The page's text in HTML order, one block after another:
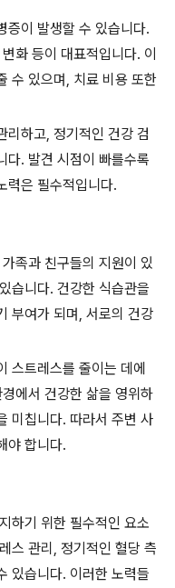
증이 발생할 수 있습니다.
화 등이 대표적입니다. 이
수 있으며, 치료 비용 또한
리하고, 정기적인 건강 검
다. 발견 시점이 빠를수록
력은 필수적입니다.
족과 친구들의 지원이 있
습니다. 건강한 식습관을
부여가 되며, 서로의 건강
스트레스를 줄이는 데에
에서 건강한 삶을 영위하
미칩니다. 따라서 주변 사
야 합니다.
하기 위한 필수적인 요소
스 관리, 정기적인 혈당 측
있습니다. 이러한 노력들